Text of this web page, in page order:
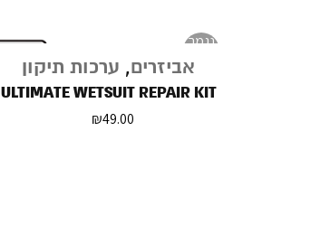
נגמר
במלאיאביזרים, ערכות תיקון
ULTIMATE WETSUIT REPAIR KIT
₪49.00